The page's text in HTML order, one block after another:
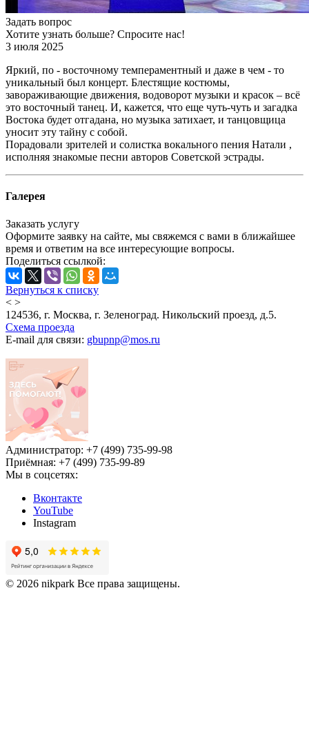
Задать вопрос
Хотите узнать больше? Спросите нас!
3 июля 2025
Яркий, по - восточному темпераментный и даже в чем - то
уникальный был концерт. Блестящие костюмы,
завораживающие движения, водоворот музыки и красок – всё
это восточный танец. И, кажется, что еще чуть-чуть и загадка
Востока будет отгадана, но музыка затихает, и танцовщица
уносит эту тайну с собой.
Порадовали зрителей и солистка вокального пения Натали ,
исполняя знакомые песни авторов Советской эстрады.
Галерея
Заказать услугу
Оформите заявку на сайте, мы свяжемся с вами в ближайшее
время и ответим на все интересующие вопросы.
Поделиться ссылкой:
Вернуться к списку
< >
124536, г. Москва, г. Зеленоград. Никольский проезд, д.5.
Схема проезда
E-mail для связи: gbupnp@mos.ru
Администратор: +7 (499) 735-99-98
Приёмная: +7 (499) 735-99-89
Мы в соцсетях:
Вконтакте
YouTube
Instagram
© 2026 nikpark Все права защищены.